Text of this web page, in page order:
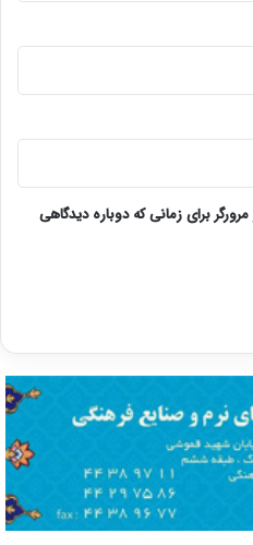
برای زمانی که دوباره دیدگاهی